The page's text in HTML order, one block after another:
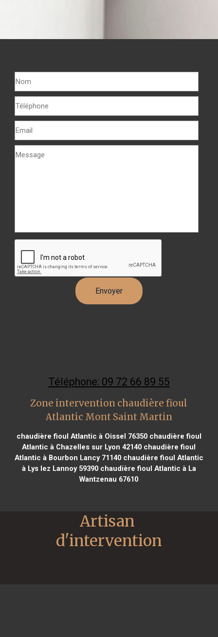
Téléphone: 09 72 66 89 55
Zone intervention chaudière fioul
Atlantic Mont Saint Martin
chaudière fioul Atlantic à Oissel 76350chaudière fioul
Atlantic à Chazelles sur Lyon 42140 chaudière fioul
Atlantic à Bourbon Lancy 71140chaudière fioul Atlantic
à Lys lez Lannoy 59390chaudière fioul Atlantic à La
Wantzenau 67610
Artisan
d'intervention